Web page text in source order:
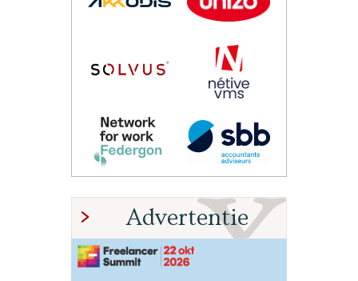
Advertentie